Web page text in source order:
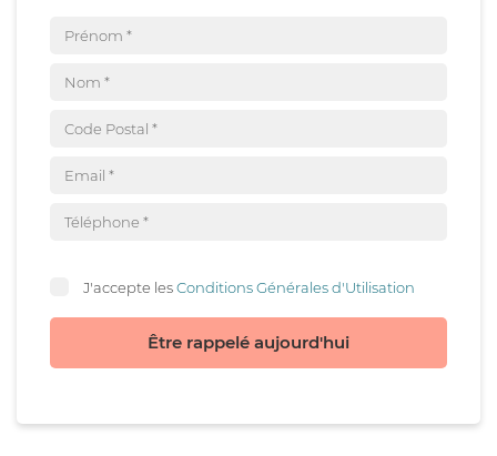
J'accepte lesConditions Générales d'Utilisation
Être rappelé aujourd'hui